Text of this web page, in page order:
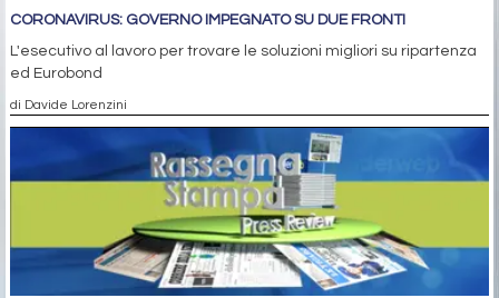
CORONAVIRUS: GOVERNO IMPEGNATO SU DUE FRONTI
L'esecutivo al lavoro per trovare le soluzioni migliori su ripartenza
ed Eurobond
di Davide Lorenzini